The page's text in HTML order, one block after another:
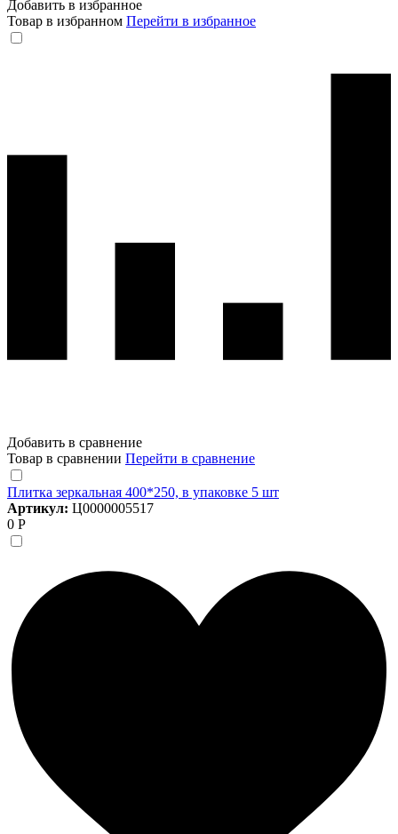
Добавить в избранное
Товар в избранном Перейти в избранное
Добавить в сравнение
Товар в сравнении Перейти в сравнение
Плитка зеркальная 400*250, в упаковке 5 шт
Артикул: Ц0000005517
0 Р